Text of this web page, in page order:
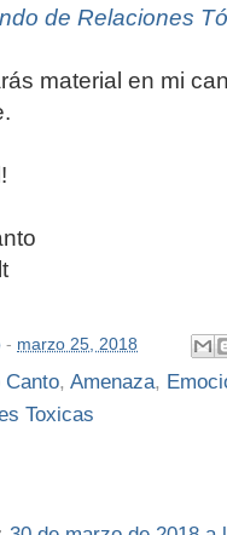
de Relaciones
material en mi
- marzo 25, 2018
Canto, Amenaza,
Toxicas